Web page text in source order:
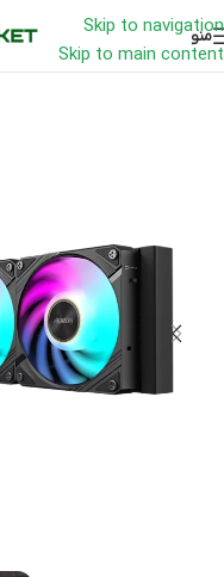
Skip to navigation
Skip to main content
منو